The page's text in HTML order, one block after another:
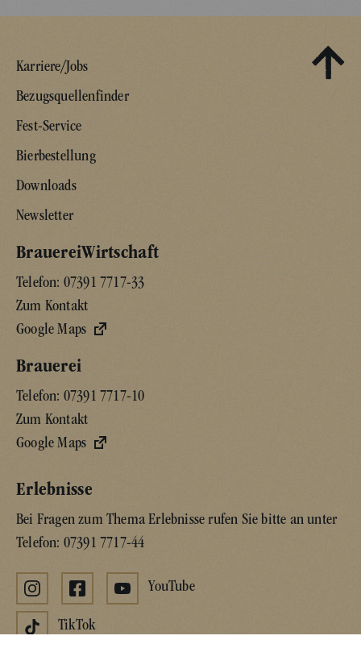
Karriere/Jobs
Bezugsquellenfinder
Fest-Service
Bierbestellung
Downloads
Newsletter
BrauereiWirtschaft
Telefon: 07391 7717-33
Zum Kontakt
Google Maps
Brauerei
Telefon: 07391 7717-10
Zum Kontakt
Google Maps
Erlebnisse
Bei Fragen zum Thema Erlebnisse rufen Sie bitte an unter
Telefon: 07391 7717-44
YouTube
TikTok